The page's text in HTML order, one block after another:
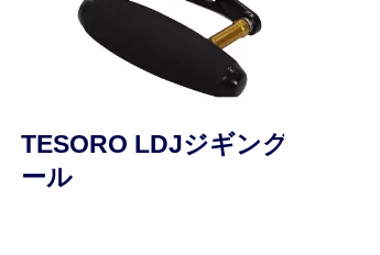
TESORO LDJジギングリ
ール